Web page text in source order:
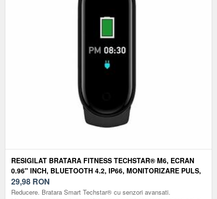
RESIGILAT BRATARA FITNESS TECHSTAR® M6, ECRAN
0.96" INCH, BLUETOOTH 4.2, IP66, MONITORIZARE PULS,
TENSIUNE, TEMPERATURA, OXIGEN, CALITATE SOMN,
NEGRU
29,98 RON
Reducere. Bratara Smart Techstar® cu senzori avansati.